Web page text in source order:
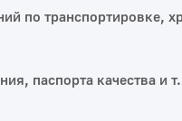
по транспортировке,
паспорта качества и